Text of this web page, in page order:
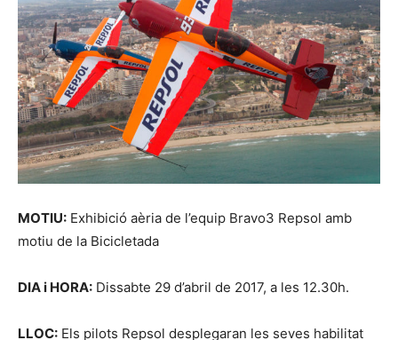
MOTIU: Exhibició aèria de l’equip Bravo3 Repsol amb
motiu de la Bicicletada
DIA i HORA: Dissabte 29 d’abril de 2017, a les 12.30h.
LLOC: Els pilots Repsol desplegaran les seves habilitat